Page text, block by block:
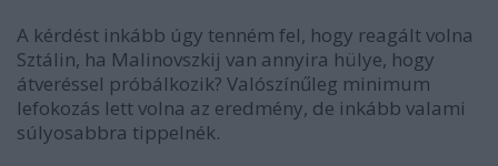
A kérdést inkább úgy tenném fel, hogy reagált volna
Sztálin, ha Malinovszkij van annyira hülye, hogy
átveréssel próbálkozik? Valószínűleg minimum
lefokozás lett volna az eredmény, de inkább valami
súlyosabbra tippelnék.